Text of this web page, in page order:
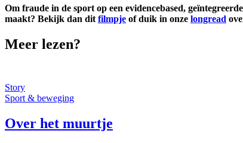
Om fraude in de sport op een evidencebased,
maakt? Bekijk dan ditfilmpje of duik in onze longread
Meer lezen?
Story
Sport & beweging
Over het muurtje